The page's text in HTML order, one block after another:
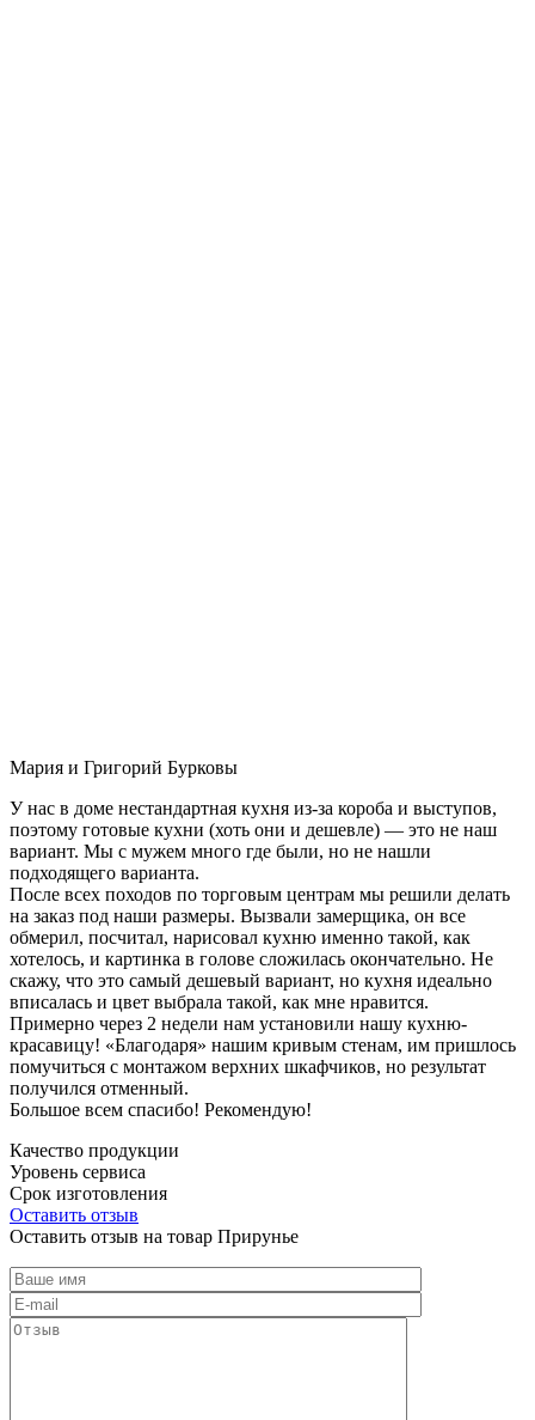
Мария и Григорий Бурковы
У нас в доме нестандартная кухня из-за короба и выступов,
поэтому готовые кухни (хоть они и дешевле) — это не наш
вариант. Мы с мужем много где были, но не нашли
подходящего варианта.
После всех походов по торговым центрам мы решили делать
на заказ под наши размеры. Вызвали замерщика, он все
обмерил, посчитал, нарисовал кухню именно такой, как
хотелось, и картинка в голове сложилась окончательно. Не
скажу, что это самый дешевый вариант, но кухня идеально
вписалась и цвет выбрала такой, как мне нравится.
Примерно через 2 недели нам установили нашу кухню-
красавицу! «Благодаря» нашим кривым стенам, им пришлось
помучиться с монтажом верхних шкафчиков, но результат
получился отменный.
Большое всем спасибо! Рекомендую!
Качество продукции
Уровень сервиса
Срок изготовления
Оставить отзыв
Оставить отзыв на товар Прирунье